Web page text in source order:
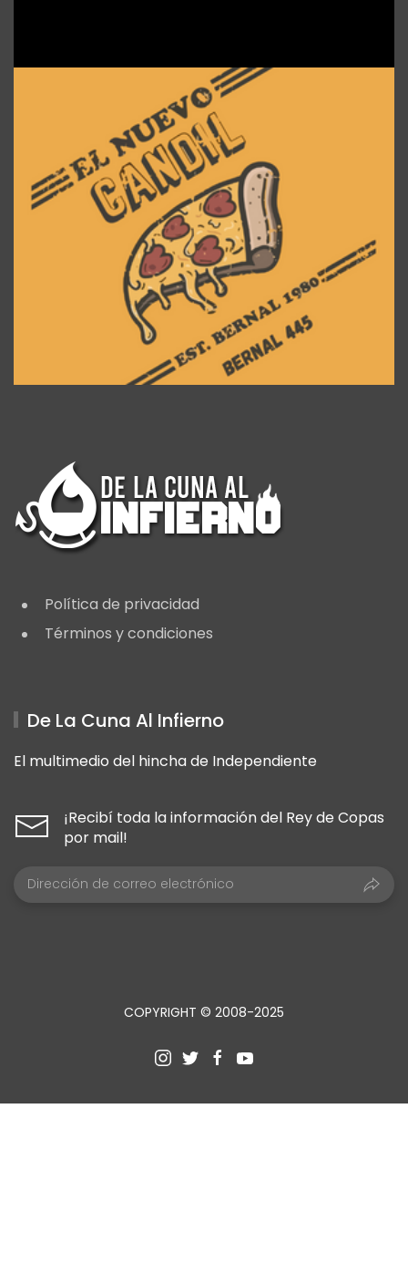
Política de privacidad
Términos y condiciones
De La Cuna Al Infierno
El multimedio del hincha de Independiente
¡Recibí toda la información del Rey de Copas
por mail!
COPYRIGHT © 2008-2025